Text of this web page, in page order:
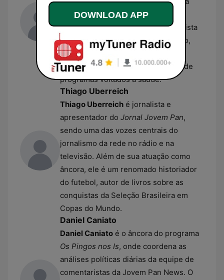
emissora com foco em notícias e
variedades. Anteriormente, o jornalista
consolidou sua carreira na TV Globo,
onde atuou por três décadas como
repórter esportivo e apresentador de
programas voltados à saúde.
Thiago Uberreich
Thiago Uberreich é jornalista e
apresentador do Jornal Jovem Pan,
sendo uma das vozes centrais do
jornalismo da rede no rádio e na
televisão. Além de sua atuação como
âncora, ele é um renomado historiador
do futebol, autor de livros sobre as
conquistas da Seleção Brasileira em
Copas do Mundo.
Daniel Caniato
Daniel Caniato é o âncora do programa
Os Pingos nos Is, onde coordena as
análises políticas diárias da equipe de
comentaristas da Jovem Pan News. O
DOWNLOAD APP